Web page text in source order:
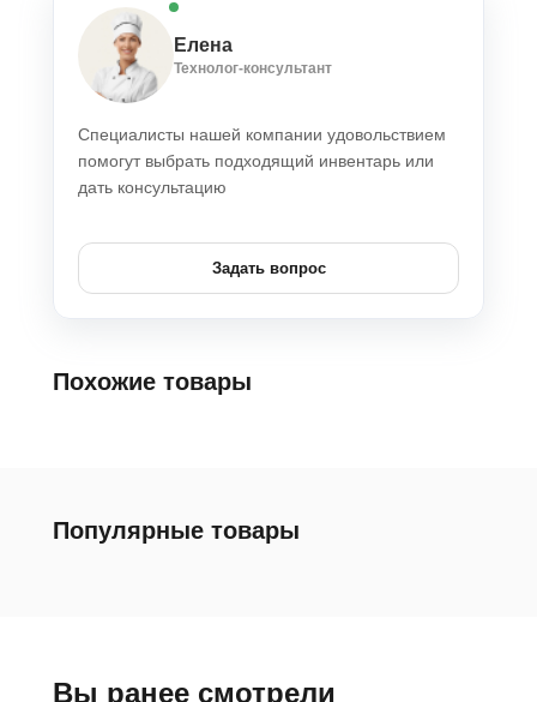
Елена
Технолог-консультант
Специалисты нашей компании удовольствием
помогут выбрать подходящий инвентарь или
дать консультацию
Задать вопрос
Похожие товары
Популярные товары
Вы ранее смотрели